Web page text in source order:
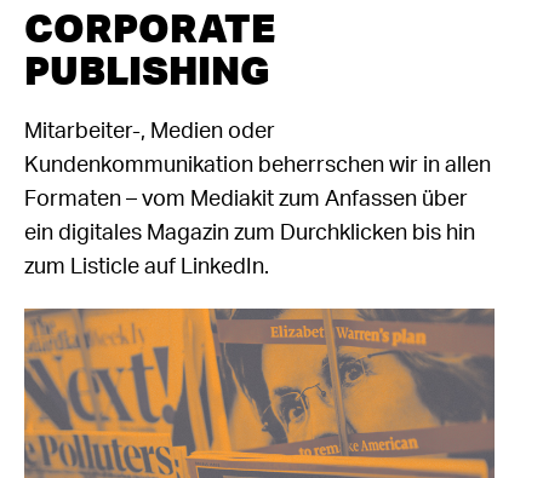
CORPORATE
PUBLISHING
Mitarbeiter-, Medien oder
Kundenkommunikation beherrschen wir in allen
Formaten – vom Mediakit zum Anfassen über
ein digitales Magazin zum Durchklicken bis hin
zum Listicle auf LinkedIn.